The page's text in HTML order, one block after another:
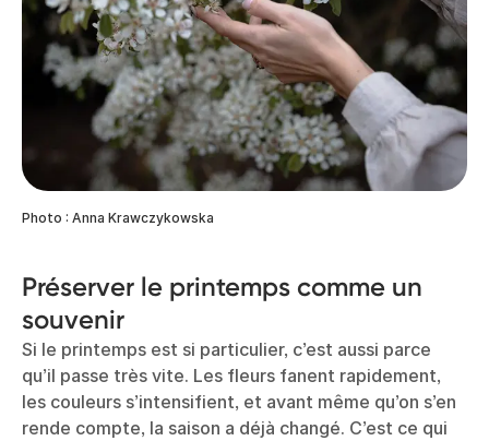
Photo : Anna Krawczykowska
Préserver le printemps comme un
souvenir
Si le printemps est si particulier, c’est aussi parce
qu’il passe très vite. Les fleurs fanent rapidement,
les couleurs s’intensifient, et avant même qu’on s’en
rende compte, la saison a déjà changé. C’est ce qui